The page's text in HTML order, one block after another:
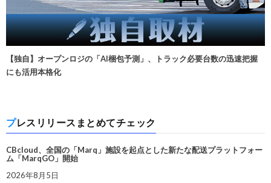
【独自】オープンロジの「AI梱包予測」、トラック必要台数の迅速把握
にも活用本格化
プレスリリースまとめてチェック
CBcloud、全国の「Marq」施設を起点とした新たな配送プラットフォー
ム「MarqGO」開始
2026年8月5日